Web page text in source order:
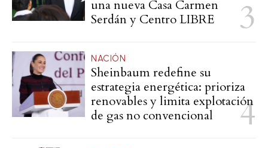
una nueva Casa Carmen
Serdán y Centro LIBRE
NACIÓN
Sheinbaum redefine su
estrategia energética: prioriza
renovables y limita explotación
de gas no convencional